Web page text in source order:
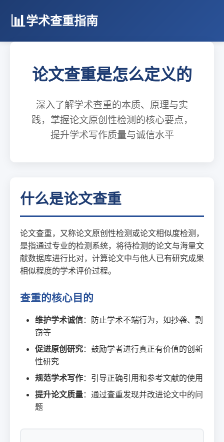
学术查重指南
论文查重是怎么定义的
深入了解学术查重的本质、原理与实
践，掌握论文原创性检测的核心要点，
提升学术写作质量与诚信水平
什么是论文查重
论文查重，又称论文原创性检测或论文相似度检测，
是指通过专业的检测系统，将待检测的论文与海量文
献数据库进行比对，计算论文中与他人已有研究成果
相似程度的学术评价过程。
查重的核心目的
维护学术诚信：防止学术不端行为，如抄袭、剽
窃等
促进原创研究：鼓励学者进行真正有价值的创新
性研究
规范学术写作：引导正确引用和参考文献的使用
提升论文质量：通过查重发现并改进论文中的问
题